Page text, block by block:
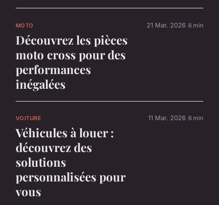
MOTO
Découvrez les pièces
moto cross pour des
performances
inégalées
21 Mar. 2026 6 min
VOITURE
Véhicules à louer :
découvrez des
solutions
personnalisées pour
vous
11 Mar. 2026 6 min